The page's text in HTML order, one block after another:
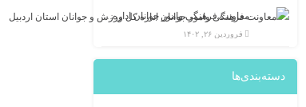
معاونت فرهنگی وامور جوانان اداره کل ورزش و جوانان استان اردبیل
فروردین ۲۶, ۱۴۰۲
دسته‌بندی‌ها